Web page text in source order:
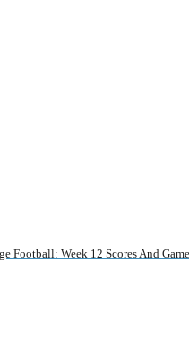
Football: Week 12 Scores And